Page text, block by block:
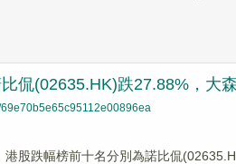
侃(02635.HK)跌27.88%，大
港股跌幅榜前十名分別為諾比侃